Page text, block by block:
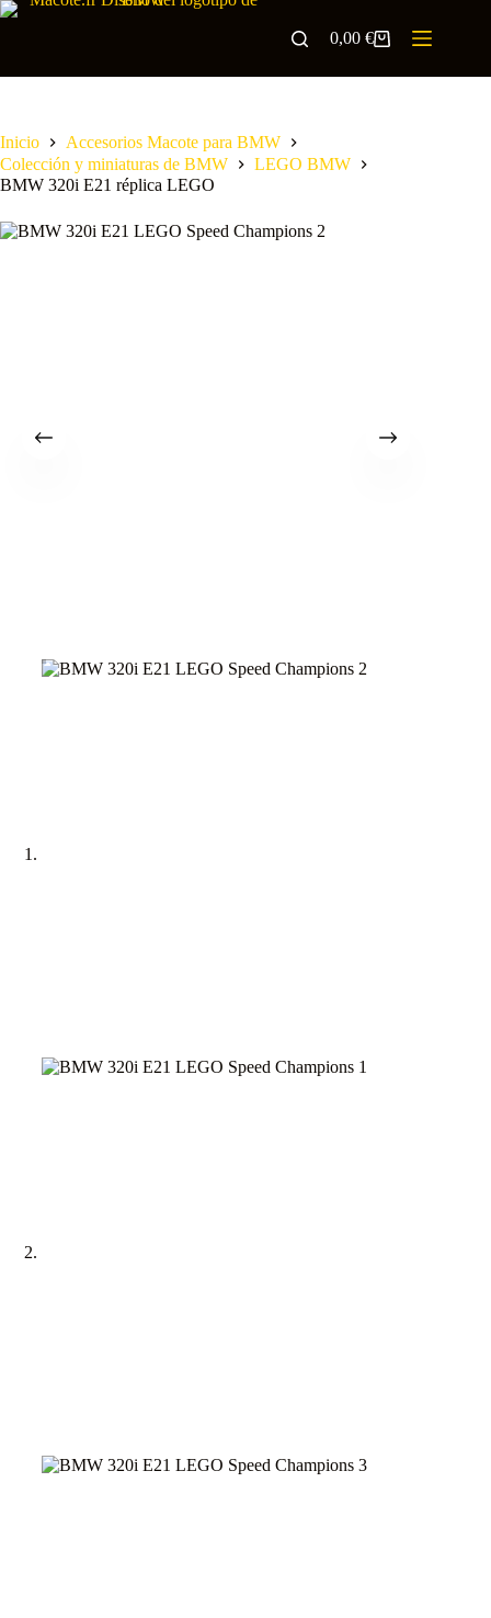
0,00€
Inicio
Accesorios Macote para BMW
Colección y miniaturas de BMW
LEGO BMW
BMW 320i E21 réplica LEGO